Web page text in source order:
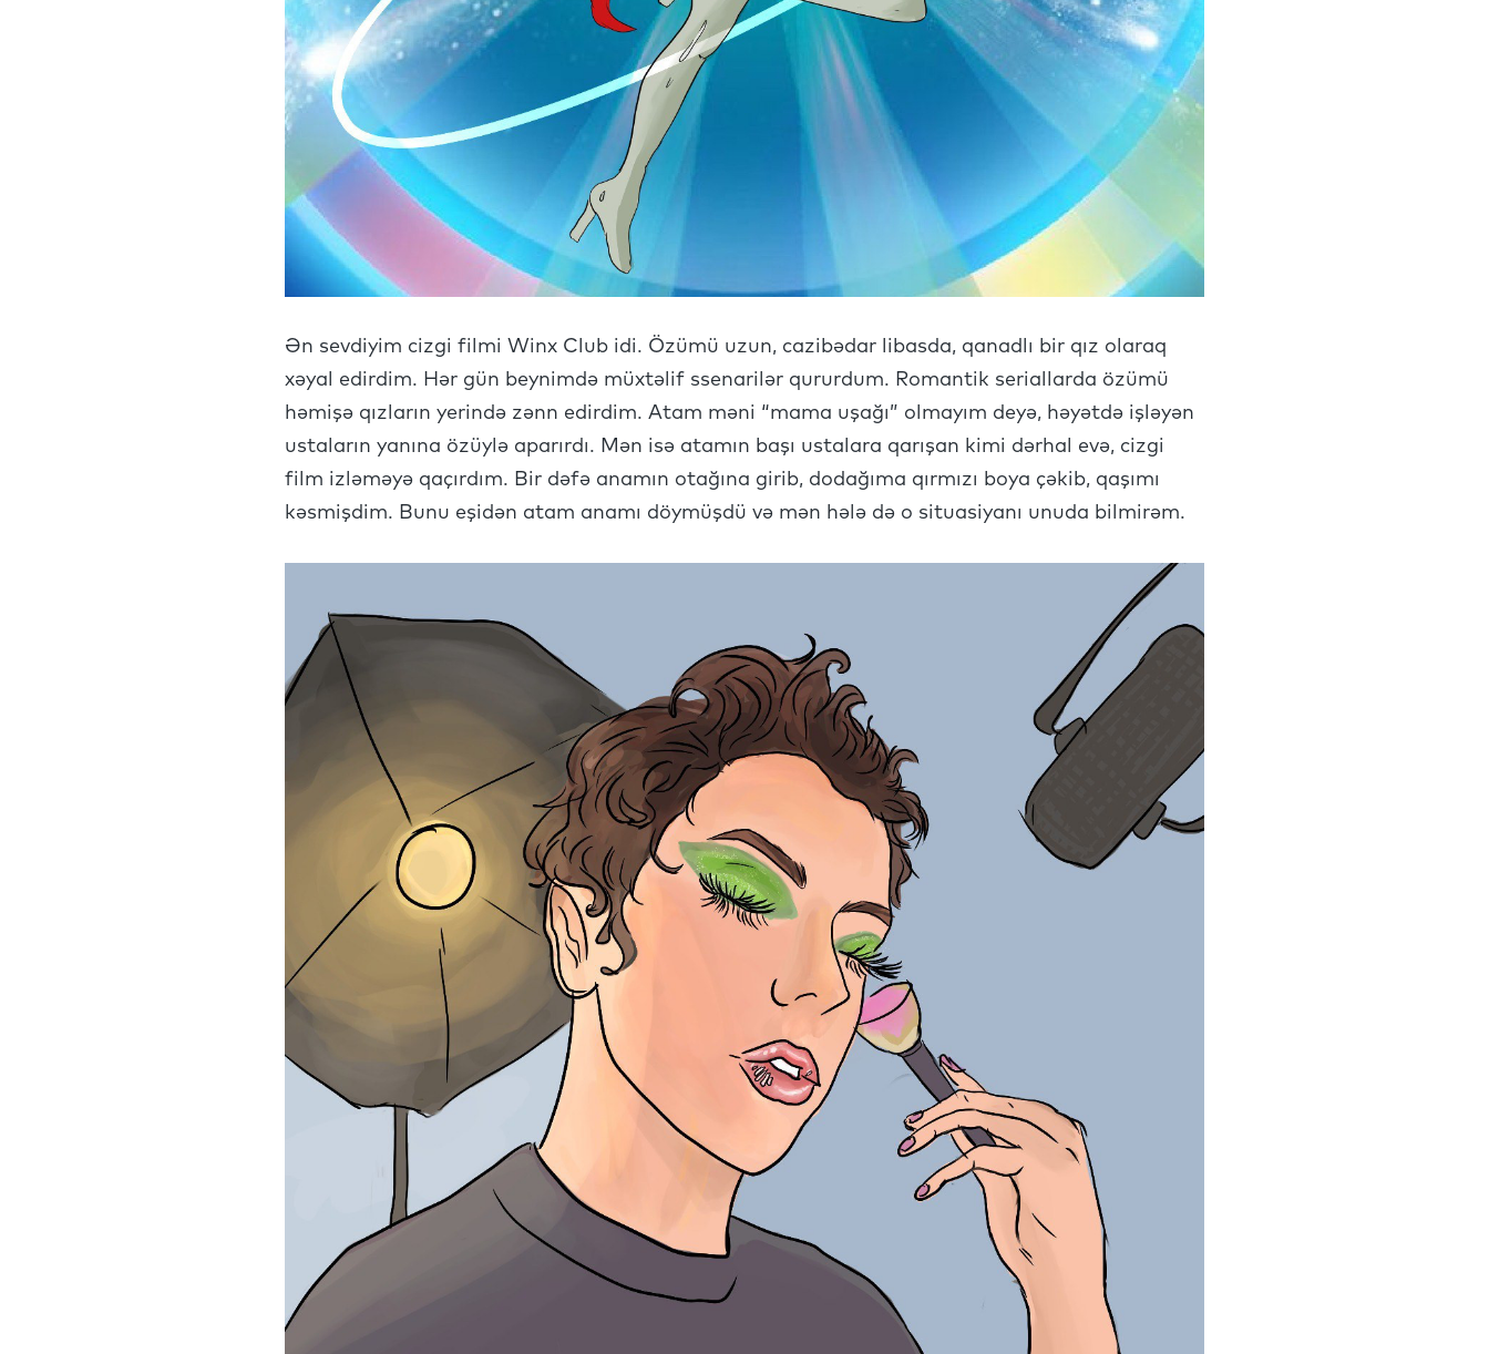
Ən sevdiyim cizgi filmi Winx Club idi. Özümü uzun, cazibədar libasda, qanadlı bir qız olaraq
xəyal edirdim. Hər gün beynimdə müxtəlif ssenarilər qururdum. Romantik seriallarda özümü
həmişə qızların yerində zənn edirdim. Atam məni “mama uşağı” olmayım deyə, həyətdə işləyən
ustaların yanına özüylə aparırdı. Mən isə atamın başı ustalara qarışan kimi dərhal evə, cizgi
film izləməyə qaçırdım. Bir dəfə anamın otağına girib, dodağıma qırmızı boya çəkib, qaşımı
kəsmişdim. Bunu eşidən atam anamı döymüşdü və mən hələ də o situasiyanı unuda bilmirəm.